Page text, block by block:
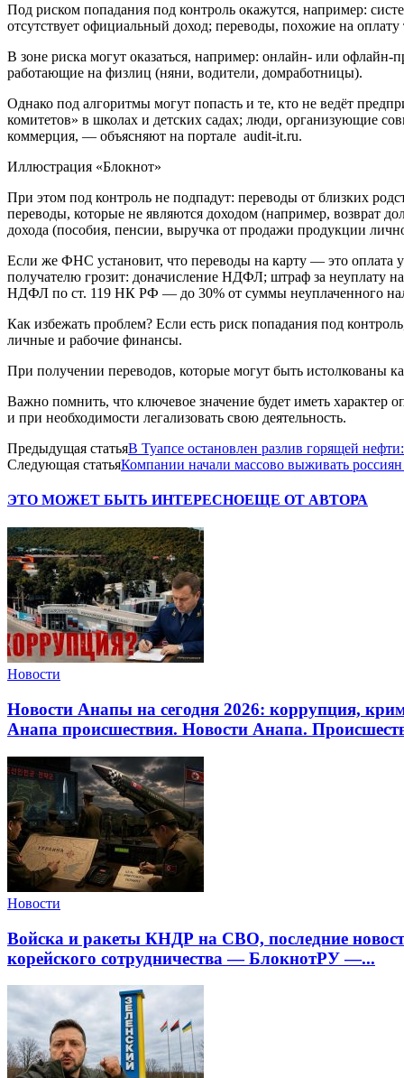
Под риском попадания под контроль окажутся, например:
отсутствует официальный доход; переводы, похожие на оплату
В зоне риска могут оказаться, например: онлайн- или
работающие на физлиц (няни, водители, домработницы).
Однако под алгоритмы могут попасть и те, кто не ведёт
комитетов» в школах и детских садах; люди, организующие
коммерция, — объясняют на портале audit-it.ru.
Иллюстрация «Блокнот»
При этом под контроль не подпадут: переводы от близких
переводы, которые не являются доходом (например, возврат
дохода (пособия, пенсии, выручка от продажи продукции
Если же ФНС установит, что переводы на карту — это оплата
получателю грозит: доначисление НДФЛ; штраф за неуплату
НДФЛ по ст. 119 НК РФ — до 30% от суммы неуплаченного
Как избежать проблем? Если есть риск попадания под
личные и рабочие финансы.
При получении переводов, которые могут быть истолкованы
Важно помнить, что ключевое значение будет иметь характер
и при необходимости легализовать свою деятельность.
Предыдущая статьяВ Туапсе остановлен разлив горящей
Следующая статьяКомпании начали массово выживать
ЭТО МОЖЕТ БЫТЬ ИНТЕРЕСНОЕЩЕ ОТ АВТОРА
Новости
Новости Анапы на сегодня 2026: коррупция,
Анапа происшествия. Новости Анапа.
Новости
Войска и ракеты КНДР на СВО, последние
корейского сотрудничества — БлокнотРУ —...